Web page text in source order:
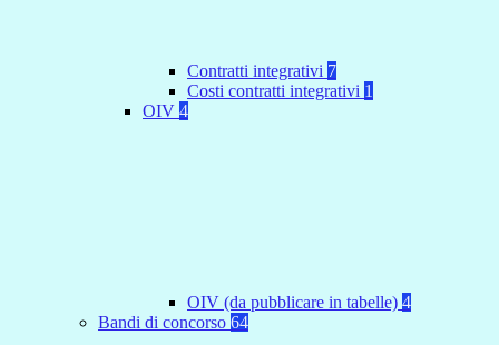
Contratti integrativi 7
Costi contratti integrativi 1
OIV 4
OIV (da pubblicare in tabelle) 4
Bandi di concorso 64